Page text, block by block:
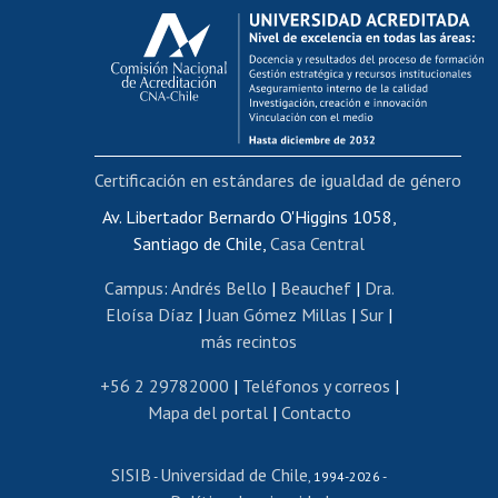
Calificación académica
Postulación al AUCAI
Funcionarias/os
Cursos internos de capacitación
Bienestar del personal
Portal de movilidad interna
Certificado de renta
Certificado de renta honorarios
Editar páginas blancas
Extranjeras/os
Revalidación y reconocimiento de títulos
Postulación al Programa de Movilidad Estudiantil
Cursos de español
Av. Libertador Bernardo O'Higgins 1058,
Santiago de Chile, Casa Central
Campus: Andrés Bello | Beauchef| Dra.
Eloísa Díaz |Juan Gómez Millas | Sur |
más recintos
+56 2 29782000 | Teléfonos y correos |
Mapa del portal| Contacto
SISIB - Universidad de Chile, 1994-2026 -
Certificación en estándares de igualdad de género